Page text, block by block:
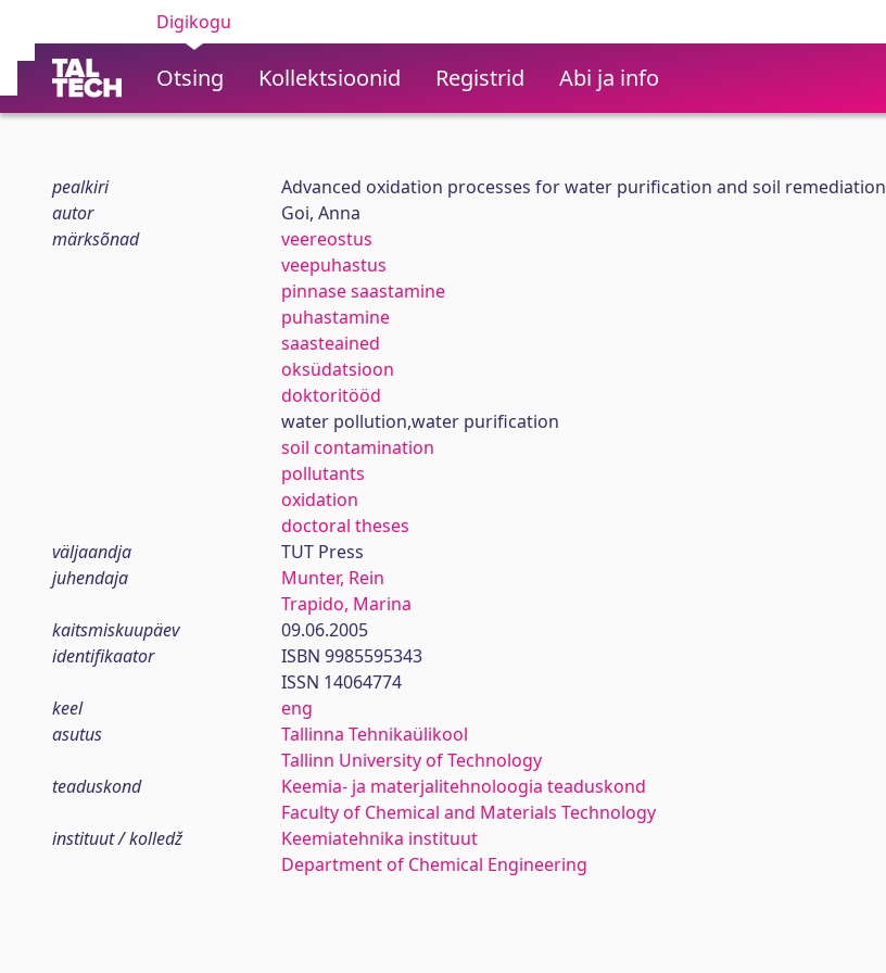
Digikogu
Otsing Kollektsioonid Registrid Abi ja info
pealkiri
Advanced oxidation processes for water purification and soil remediation
autor
Goi, Anna
märksõnad
veereostus
veepuhastus
pinnase saastamine
puhastamine
saasteained
oksüdatsioon
doktoritööd
water pollution,water purification
soil contamination
pollutants
oxidation
doctoral theses
väljaandja
TUT Press
juhendaja
Munter, Rein
Trapido, Marina
kaitsmiskuupäev
09.06.2005
identifikaator
ISBN 9985595343
ISSN 14064774
keel
eng
asutus
Tallinna Tehnikaülikool
Tallinn University of Technology
teaduskond
Keemia- ja materjalitehnoloogia teaduskond
Faculty of Chemical and Materials Technology
instituut / kolledž
Keemiatehnika instituut
Department of Chemical Engineering